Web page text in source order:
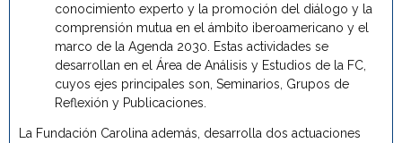
conocimiento experto y la promoción del diálogo y la
comprensión mutua en el ámbito iberoamericano y el
marco de la Agenda 2030. Estas actividades se
desarrollan en el Área de Análisis y Estudios de la FC,
cuyos ejes principales son, Seminarios, Grupos de
Reflexión y Publicaciones.
La Fundación Carolina además, desarrolla dos actuaciones